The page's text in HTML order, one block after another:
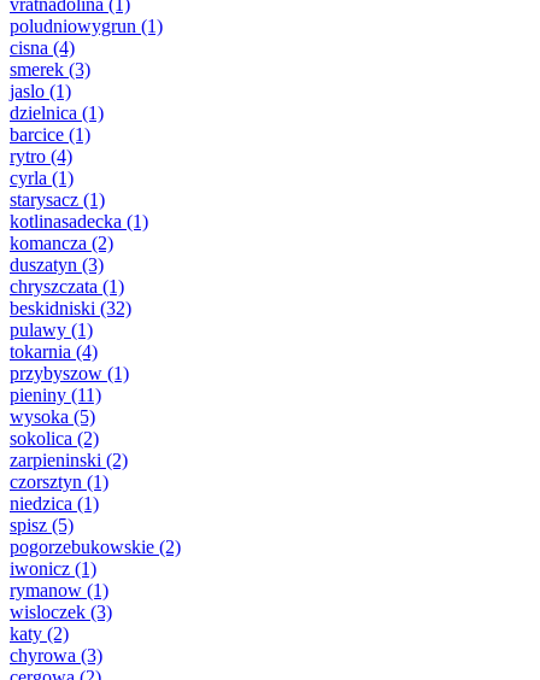
vratnadolina (1)
poludniowygrun (1)
cisna (4)
smerek (3)
jaslo (1)
dzielnica (1)
barcice (1)
rytro (4)
cyrla (1)
starysacz (1)
kotlinasadecka (1)
komancza (2)
duszatyn (3)
chryszczata (1)
beskidniski (32)
pulawy (1)
tokarnia (4)
przybyszow (1)
pieniny (11)
wysoka (5)
sokolica (2)
zarpieninski (2)
czorsztyn (1)
niedzica (1)
spisz (5)
pogorzebukowskie (2)
iwonicz (1)
rymanow (1)
wisloczek (3)
katy (2)
chyrowa (3)